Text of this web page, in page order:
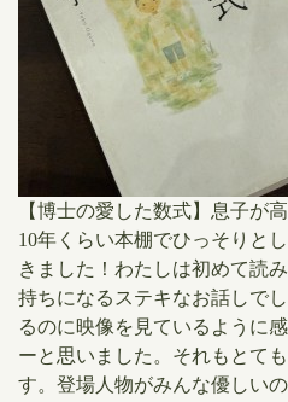
【博士の愛した数式】息子が
10年くらい本棚でひっそりと
きました！わたしは初めて読
持ちになるステキなお話しで
るのに映像を見ているように
ーと思いました。それもとて
す。登場人物がみんな優しい